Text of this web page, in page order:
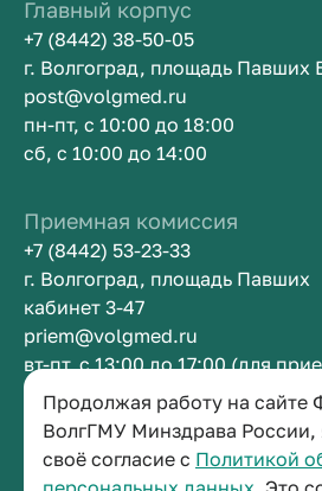
Продолжая работу на
ВолгГМУ Минздрава
своё согласие с Политикой
Главный корпус
+7 (8442) 38-50-05
г. Волгоград, площадь Павших
post@volgmed.ru
пн-пт, с 10:00 до 18:00
сб, с 10:00 до 14:00
Приемная комиссия
+7 (8442) 53-23-33
г. Волгоград, площадь
кабинет 3-47
priem@volgmed.ru
вт-пт, с 13:00 до 17:00 (для
Приемная ректора
+7 (8442) 38-50-05